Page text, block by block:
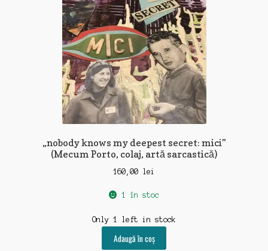
„nobody knows my deepest secret: mici”
(Mecum Porto, colaj, artă sarcastică)
160,00 lei
1 în stoc
Only 1 left in stock
Adaugă în coș